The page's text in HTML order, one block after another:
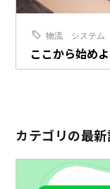
物流 システム
ここから始め
カテゴリの最